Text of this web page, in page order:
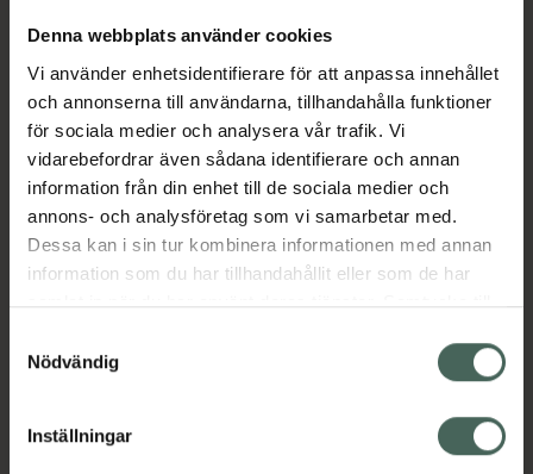
Denna webbplats använder cookies
Vi använder enhetsidentifierare för att anpassa innehållet
och annonserna till användarna, tillhandahålla funktioner
för sociala medier och analysera vår trafik. Vi
vidarebefordrar även sådana identifierare och annan
information från din enhet till de sociala medier och
annons- och analysföretag som vi samarbetar med.
Dessa kan i sin tur kombinera informationen med annan
information som du har tillhandahållit eller som de har
samlat in när du har använt deras tjänster. Samtycke till
återkalla ditt samtycke via webbplatsens
cookieinställningar. Ett återkallat samtycke påverkar inte
lagligheten av behandling som skett innan återkallelsen.
Nödvändig
Inställningar
Aktuella erbjudanden
Beskrivning Dölj
Läs alltid bipacksedeln innan
användning.
EAN:05055565704981
Bipacksedel från FASS Visa